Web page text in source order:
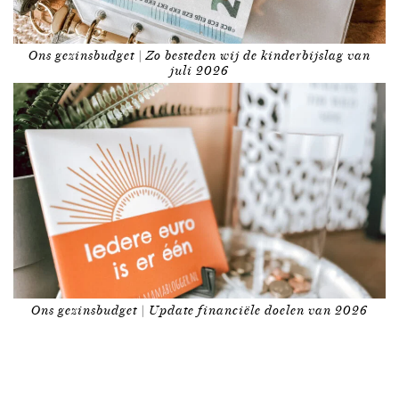
Ons gezinsbudget | Zo besteden wij de kinderbijslag van
juli 2026
Ons gezinsbudget | Update financiële doelen van 2026